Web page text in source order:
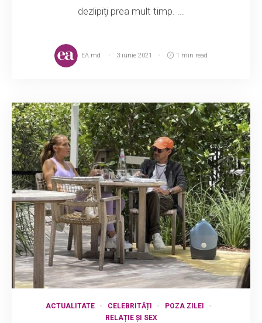
dezlipiţi prea mult timp. ...
EA.md 3 iunie 2021 1 min read
ACTUALITATE CELEBRITĂȚI
POZA ZILEI
RELAȚIE ȘI SEX